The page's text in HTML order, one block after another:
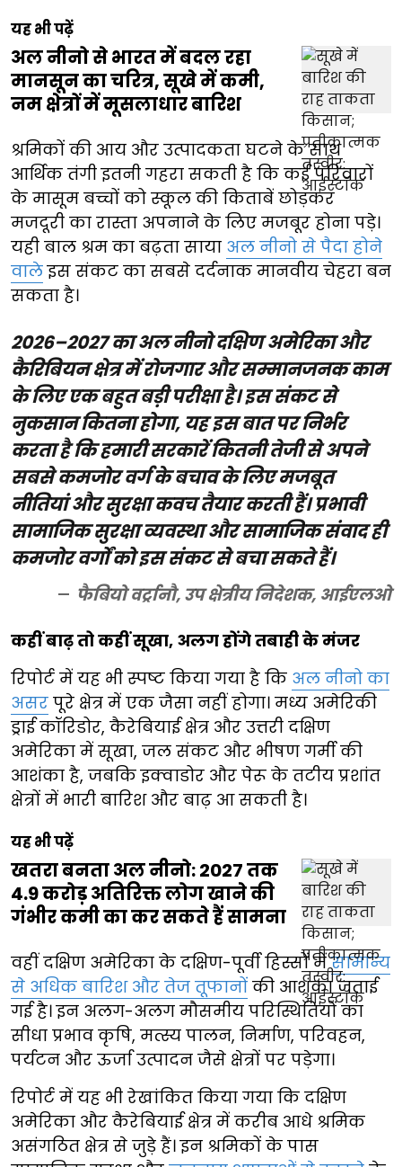
यह भी पढ़ें
अल नीनो से भारत में बदल रहा
मानसून का चरित्र, सूखे में कमी,
नम क्षेत्रों में मूसलाधार बारिश
श्रमिकों की आय और उत्पादकता घटने के साथ
आर्थिक तंगी इतनी गहरा सकती है कि कई परिवारों
के मासूम बच्चों को स्कूल की किताबें छोड़कर
मजदूरी का रास्ता अपनाने के लिए मजबूर होना पड़े।
यही बाल श्रम का बढ़ता साया अल नीनो से पैदा होने
वालेइस संकट का सबसे दर्दनाक मानवीय चेहरा बन
सकता है।
2026–2027 का अल नीनो दक्षिण अमेरिका और
कैरिबियन क्षेत्र में रोजगार और सम्मानजनक काम
के लिए एक बहुत बड़ी परीक्षा है। इस संकट से
नुकसान कितना होगा, यह इस बात पर निर्भर
करता है कि हमारी सरकारें कितनी तेजी से अपने
सबसे कमजोर वर्ग के बचाव के लिए मजबूत
नीतियां और सुरक्षा कवच तैयार करती हैं। प्रभावी
सामाजिक सुरक्षा व्यवस्था और सामाजिक संवाद ही
कमजोर वर्गों को इस संकट से बचा सकते हैं।
फैबियो वर्ट्रानौ, उप क्षेत्रीय निदेशक, आईएलओ
कहीं बाढ़ तो कहीं सूखा, अलग होंगे तबाही के मंजर
रिपोर्ट में यह भी स्पष्ट किया गया है कि अल नीनो का
असर पूरे क्षेत्र में एक जैसा नहीं होगा। मध्य अमेरिकी
ड्राई कॉरिडोर, कैरेबियाई क्षेत्र और उत्तरी दक्षिण
अमेरिका में सूखा, जल संकट और भीषण गर्मी की
आशंका है, जबकि इक्वाडोर और पेरू के तटीय प्रशांत
क्षेत्रों में भारी बारिश और बाढ़ आ सकती है।
यह भी पढ़ें
खतरा बनता अल नीनो: 2027 तक
4.9 करोड़ अतिरिक्त लोग खाने की
गंभीर कमी का कर सकते हैं सामना
वहीं दक्षिण अमेरिका के दक्षिण-पूर्वी हिस्सों मेंसामान्य
से अधिक बारिश और तेज तूफानों की आशंका जताई
गई है। इन अलग-अलग मौसमीय परिस्थितियों का
सीधा प्रभाव कृषि, मत्स्य पालन, निर्माण, परिवहन,
पर्यटन और ऊर्जा उत्पादन जैसे क्षेत्रों पर पड़ेगा।
रिपोर्ट में यह भी रेखांकित किया गया कि दक्षिण
अमेरिका और कैरेबियाई क्षेत्र में करीब आधे श्रमिक
असंगठित क्षेत्र से जुड़े हैं। इन श्रमिकों के पास